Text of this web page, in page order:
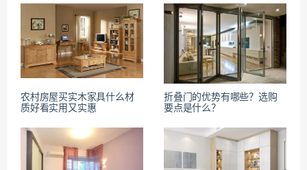
农村房屋买实木家具什么材
质好看实用又实惠
折叠门的优势有哪些？选购
要点是什么？